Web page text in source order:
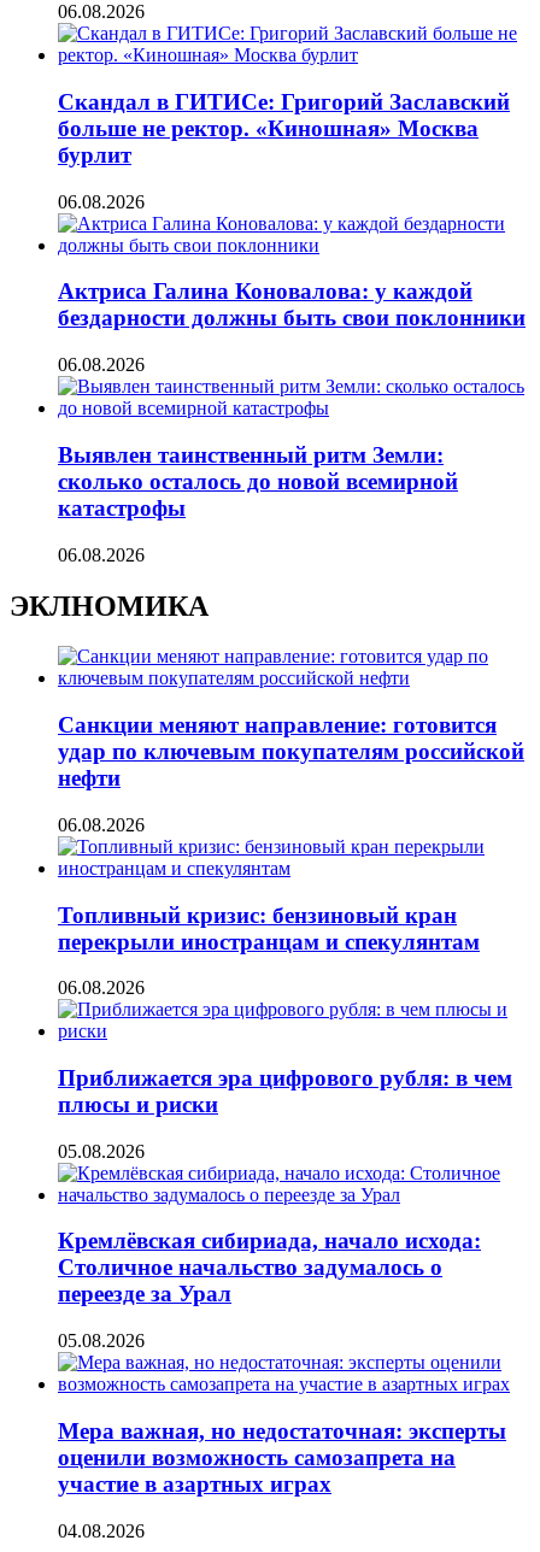
06.08.2026
Скандал в ГИТИСе: Григорий Заславский
больше не ректор. «Киношная» Москва
бурлит
06.08.2026
Актриса Галина Коновалова: у каждой
бездарности должны быть свои поклонники
06.08.2026
Выявлен таинственный ритм Земли:
сколько осталось до новой всемирной
катастрофы
06.08.2026
ЭКЛНОМИКА
Санкции меняют направление: готовится
удар по ключевым покупателям российской
нефти
06.08.2026
Топливный кризис: бензиновый кран
перекрыли иностранцам и спекулянтам
06.08.2026
Приближается эра цифрового рубля: в чем
плюсы и риски
05.08.2026
Кремлёвская сибириада, начало исхода:
Столичное начальство задумалось о
переезде за Урал
05.08.2026
Мера важная, но недостаточная: эксперты
оценили возможность самозапрета на
участие в азартных играх
04.08.2026